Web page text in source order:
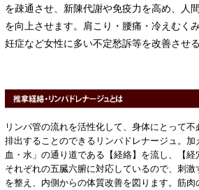
を疎通させ、新陳代謝や免疫力を高め、人
を向上させます。肩こり・腰痛・冷えむく
妊症など女性に多い不定愁訴等を改善させる
リンパ管の流れを活性化して、身体にとって
排出することのできるリンパドレナージュ。加
血・水」の通り道である【経絡】を流し、【
それぞれの五臓六腑に対応しているので、刺
を整え、内側からの体質改善を図ります。筋